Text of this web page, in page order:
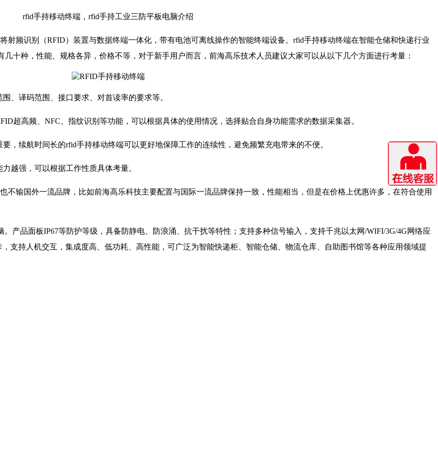
rfid手持移动终端，rfid手持工业三防平板电脑介绍
射频识别（RFID）装置与数据终端一体化，带有电池可离线操作的智能终端设备。rfid手持移动终端在智能仓储和快递行业
十种，性能、规格各异，价格不等，对于新手用户而言，前海高乐技术人员建议大家可以从以下几个方面进行考量：
、译码范围、接口要求、对首读率的要求等。
超高频、NFC、指纹识别等功能，可以根据具体的使用情况，选择贴合自身功能需求的数据采集器。
，续航时间长的rfid手持移动终端可以更好地保障工作的连续性，避免频繁充电带来的不便。
越强，可以根据工作性质具体考量。
输国外一流品牌，比如前海高乐科技主要配置与国际一流品牌保持一致，性能相当，但是在价格上优惠许多，在符合使用
。产品面板IP67等防护等级，具备防静电、防浪涌、抗干扰等特性；支持多种信号输入，支持千兆以太网/WIFI/3G/4G网络应
支持人机交互，集成度高、低功耗、高性能，可广泛为智能快递柜、智能仓储、物流仓库、自助图书馆等各种应用领域提